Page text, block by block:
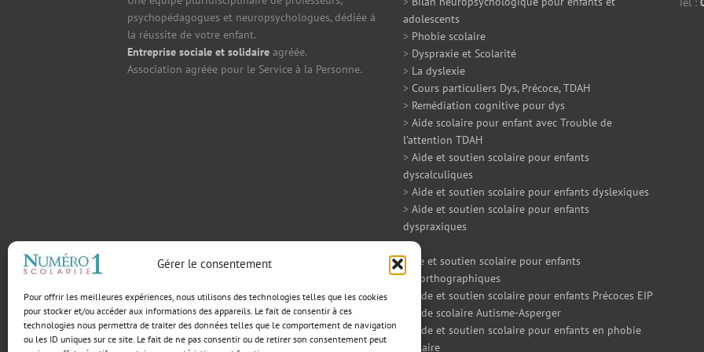
Gérer le consentement
Pour offrir les meilleures expériences, nous utilisons des technologies telles que les cookies
pour stocker et/ou accéder aux informations des appareils. Le fait de consentir à ces
technologies nous permettra de traiter des données telles que le comportement de navigation
ou les ID uniques sur ce site. Le fait de ne pas consentir ou de retirer son consentement peut
psychopédagogues et neuropsychologues, dédiée à
la réussite de votre enfant.
Entreprise sociale et solidaire agréée.
Association agréée pour le Service à la Personne.
adolescents
> Phobie scolaire
> Dyspraxie et Scolarité
> La dyslexie
> Cours particuliers Dys, Précoce, TDAH
> Remédiation cognitive pour dys
> Aide scolaire pour enfant avec Trouble de
l’attention TDAH
> Aide et soutien scolaire pour enfants
dyscalculiques
> Aide et soutien scolaire pour enfants dyslexiques
> Aide et soutien scolaire pour enfants
dyspraxiques
>
Aide et soutien scolaire pour enfants
dysorthographiques
Aide et soutien scolaire pour enfants Précoces EIP
Aide scolaire Autisme-Asperger
Aide et soutien scolaire pour enfants en phobie
scolaire